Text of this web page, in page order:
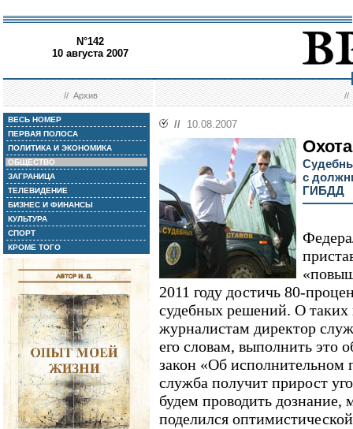
N°142
10 августа 2007
//Архив //
ВЕСЬ НОМЕР
ПЕРВАЯ ПОЛОСА
ПОЛИТИКА И ЭКОНОМИКА
ОБЩЕСТВО
ЗАГРАНИЦА
ТЕЛЕВИДЕНИЕ
БИЗНЕС И ФИНАНСЫ
КУЛЬТУРА
СПОРТ
КРОМЕ ТОГО
// 10.08.2007
с
ГИБДД
2011 году достичь 80-
судебных решений. О таких
журналистам директор
его словам, выполнить это
закон «Об исполнительном
служба получит прирост
будем проводить
поделился